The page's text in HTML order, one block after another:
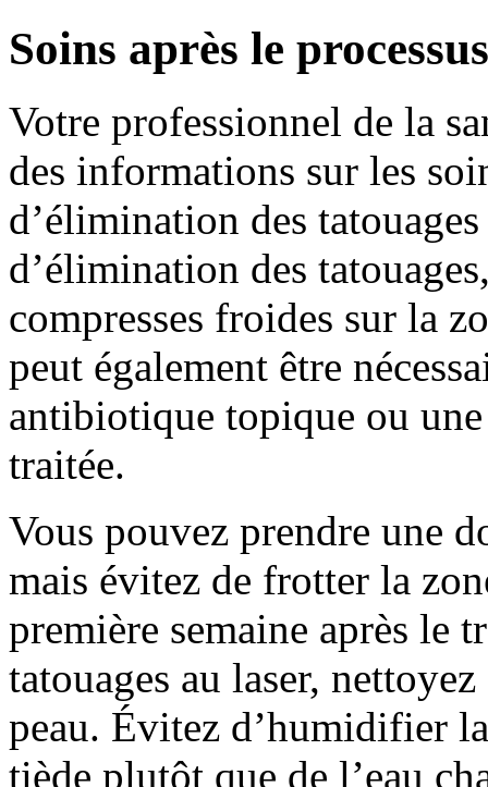
Soins après le
Votre professionnel de la
des informations sur les
d’élimination des
d’élimination des
compresses froides sur la
peut également être
antibiotique topique ou
traitée.
Vous pouvez prendre une
mais évitez de frotter la
première semaine après le
tatouages au laser,
peau. Évitez d’humidifier
tiède plutôt que de l’eau